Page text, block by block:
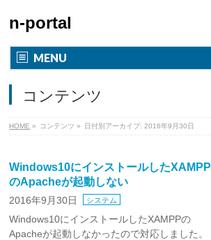
n-portal
MENU
コンテンツ
HOME » コンテンツ » 日付別アーカイブ: 2016年9月30日
Windows10にインストールしたXAMPP
のApacheが起動しない
2016年9月30日 システム
Windows10にインストールしたXAMPPの
Apacheが起動しなかったので対応しました。